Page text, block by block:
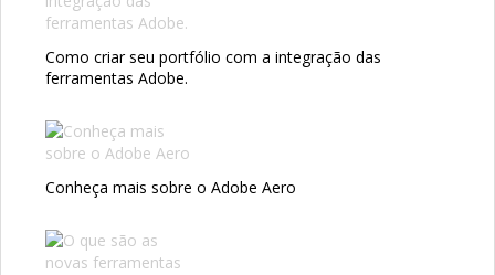
Como criar seu portfólio com a integração das
ferramentas Adobe.
Conheça mais sobre o Adobe Aero